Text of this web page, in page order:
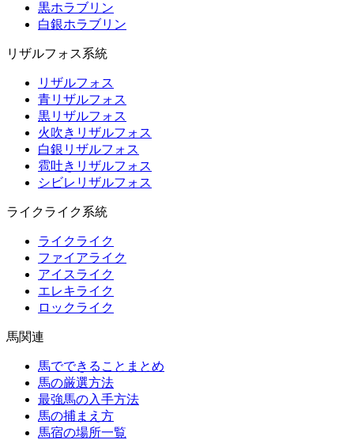
黒ホラブリン
白銀ホラブリン
リザルフォス系統
リザルフォス
青リザルフォス
黒リザルフォス
火吹きリザルフォス
白銀リザルフォス
雹吐きリザルフォス
シビレリザルフォス
ライクライク系統
ライクライク
ファイアライク
アイスライク
エレキライク
ロックライク
馬関連
馬でできることまとめ
馬の厳選方法
最強馬の入手方法
馬の捕まえ方
馬宿の場所一覧